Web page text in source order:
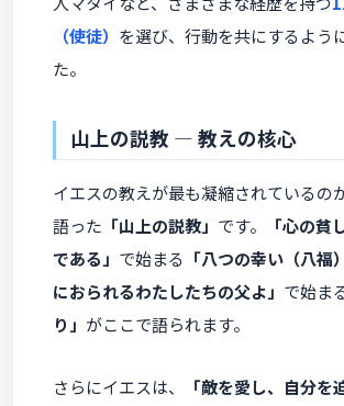
（使徒） を選び、行動を共にするよう
た。
山上の説教 ― 教えの核心
イエスの教えが最も凝縮されているの
語った 「山上の説教」 です。
「心の貧
である」 で始まる 「八つの幸い（八福
におられるわたしたちの父よ」 で始ま
り」 がここで語られます。
さらにイエスは、
「敵を愛し、自分を